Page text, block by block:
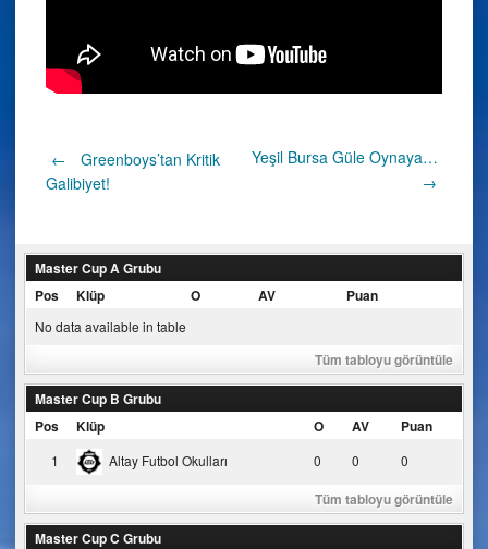
Post
←
Greenboys’tan Kritik
Galibiyet!
Yeşil Bursa Güle Oynaya…
→
Master Cup A Grubu
Pos
Klüp O AV Puan
No data available in table
Tüm tabloyu görüntüle
Master Cup B Grubu
Pos
Klüp O AV Puan
1 Altay Futbol Okulları 0 0 0
Tüm tabloyu görüntüle
Master Cup C Grubu